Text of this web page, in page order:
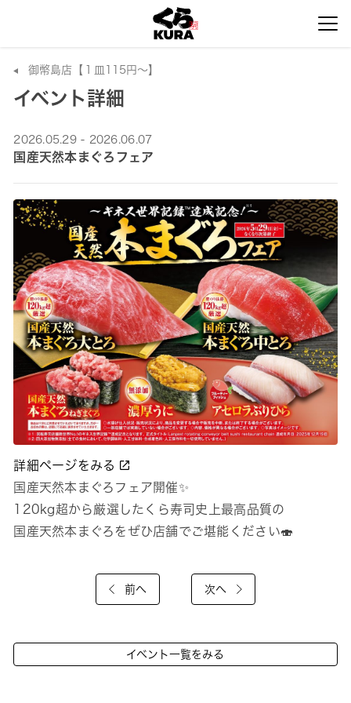
御幣島店【１皿115円～】
イベント詳細
2026.05.29 - 2026.06.07
国産天然本まぐろフェア
詳細ページをみる
国産天然本まぐろフェア開催✨
120kg超から厳選したくら寿司史上最高品質の
国産天然本まぐろをぜひ店舗でご堪能ください🍣
前へ 次へ
イベント一覧をみる